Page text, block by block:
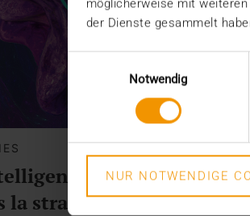
möglicherweise mit
der Dienste gesammelt
Notwendig
NUR NOTWENDIGE
artificielle
la stratégie de VISUS